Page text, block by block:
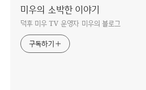
미우의 소박한 이야기
덕후 미우 TV 운영자 미우의 블로그
구독하기